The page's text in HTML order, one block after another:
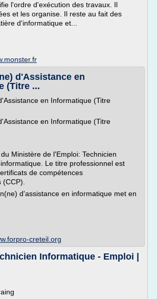
l'ordre d'exécution des travaux. Il
et les organise. Il reste au fait des
d'informatique et...
d'Assistance en
(Titre ...
en Informatique (Titre
en Informatique (Titre
Ministère de l'Emploi: Technicien
Le titre professionnel est
de compétences
d'assistance en informatique met en
creteil.org
Informatique - Emploi |